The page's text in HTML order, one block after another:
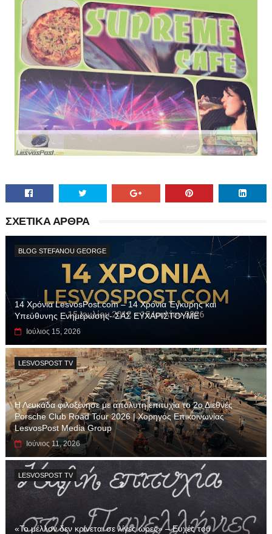
ΣΧΕΤΙΚΑ ΑΡΘΡΑ
BLOG STEFANOU GEORGE
14 Χρόνια LesvosPost.com – 14 Χρόνια Έγκυρης και
Υπεύθυνης Ενημέρωσης- ΣΑΣ ΕΥΧΑΡΙΣΤΟΥΜΕ
Ιούλιος 15, 2026
LESVOSPOST TV
Η Λευκάδα φιλοξένησε με απόλυτη επιτυχία το 2ο Διεθνές
Porsche Club Road Tour 2026 | Χορηγός Επικοινωνίας
LesvosPost Media Group
Ιούνιος 11, 2026
LESVOSPOST TV
«Το μέλλον δεν κρίνεται σε λίγες ώρες» – Ευχές του